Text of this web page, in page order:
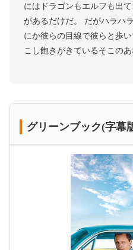
にはドラゴンもエルフも出
があるだけだ。 だがハラハ
にか彼らの目線で彼らと歩
こし飽きがきているそこの
グリーンブック(字幕